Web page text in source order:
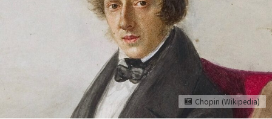
Chopin (Wikipedia)